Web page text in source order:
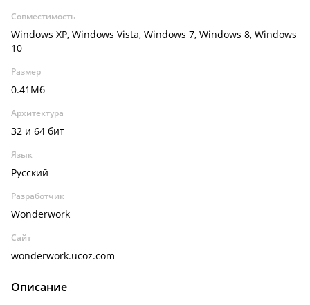
Совместимость
Windows XP, Windows Vista, Windows 7, Windows 8, Windows
10
Размер
0.41Мб
Архитектура
32 и 64 бит
Язык
Русский
Разработчик
Wonderwork
Сайт
wonderwork.ucoz.com
Описание